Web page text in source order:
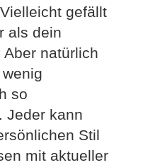
gefällt
als dein
Aber natürlich
so
Jeder kann
Stil
mit aktueller